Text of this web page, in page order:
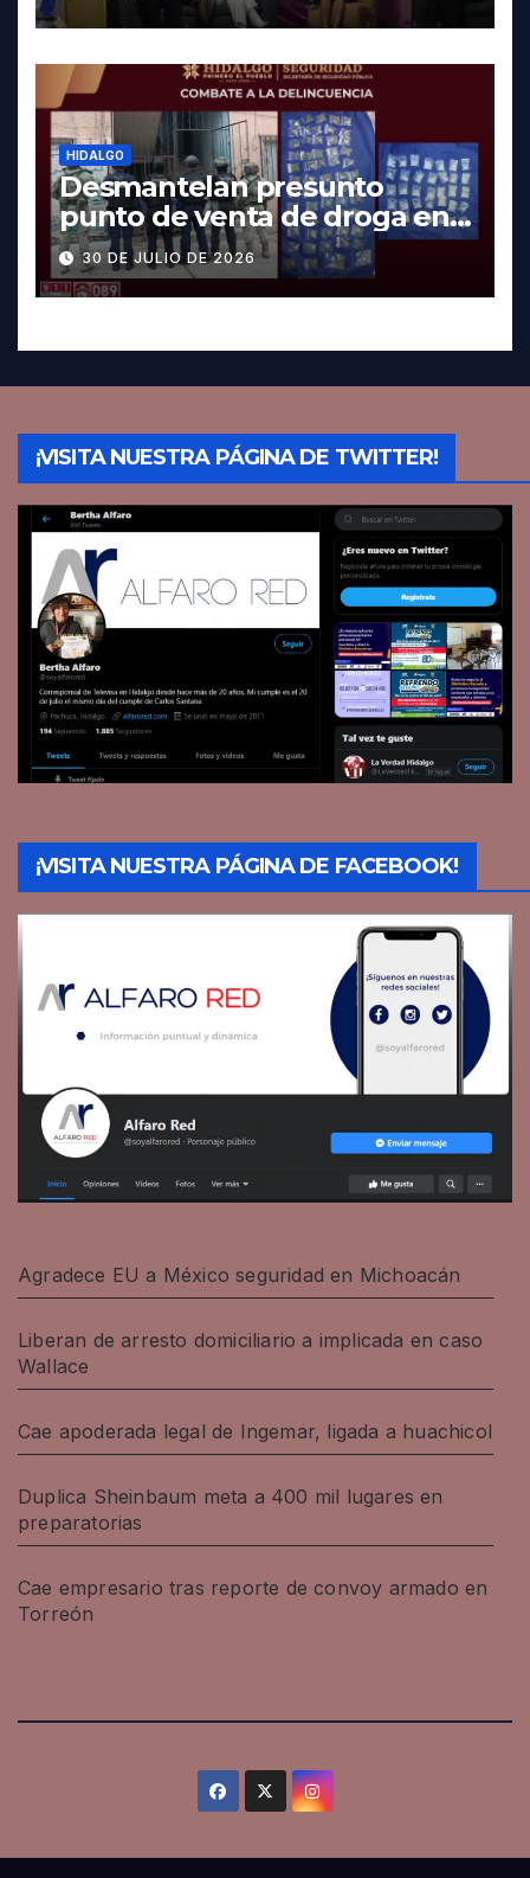
HIDALGO
Desmantelan presunto
punto de venta de droga en
Pachuca; hay dos detenidos
30 DE JULIO DE 2026
¡VISITA NUESTRA PÁGINA DE TWITTER!
¡VISITA NUESTRA PÁGINA DE FACEBOOK!
Agradece EU a México seguridad en Michoacán
Liberan de arresto domiciliario a implicada en caso
Wallace
Cae apoderada legal de Ingemar, ligada a huachicol
Duplica Sheinbaum meta a 400 mil lugares en
preparatorias
Cae empresario tras reporte de convoy armado en
Torreón